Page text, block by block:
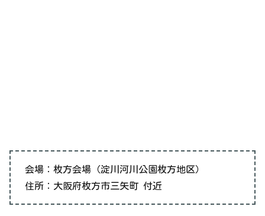
会場：枚方会場（淀川河川公園枚方地区）
住所：大阪府枚方市三矢町 付近